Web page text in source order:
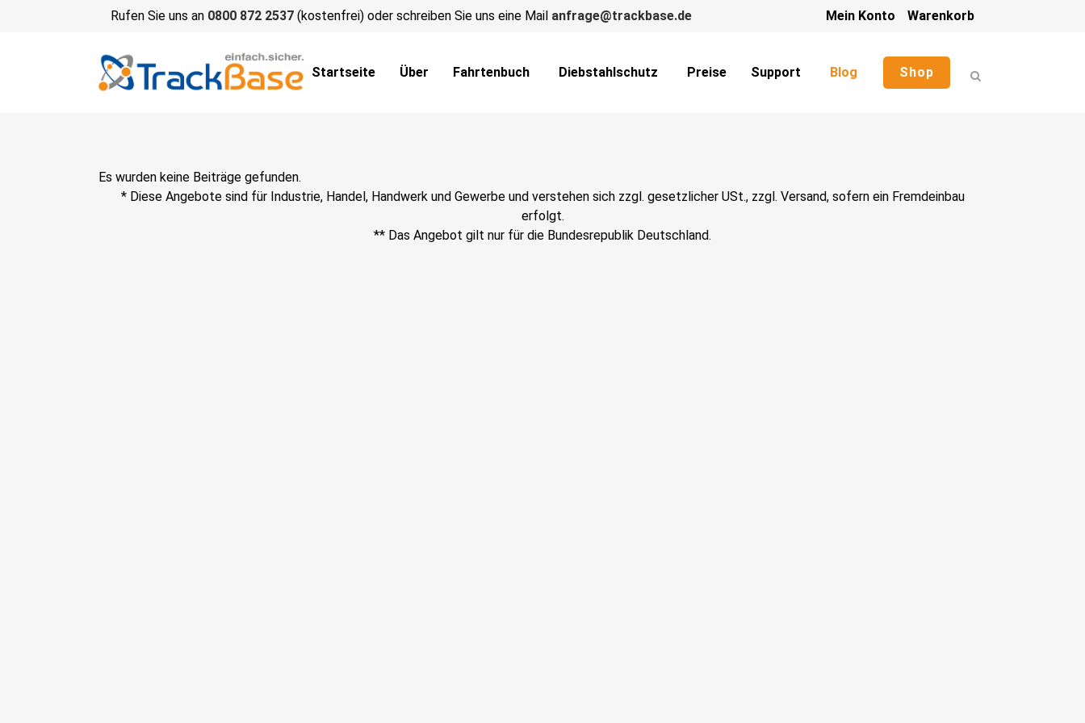
Rufen Sie uns an 0800 872 2537 (kostenfrei) oder schreiben Sie uns eine Mail anfrage@trackbase.de Mein Konto Warenkorb
Shop
Startseite Über Fahrtenbuch Diebstahlschutz Preise Support Blog
Es wurden keine Beiträge gefunden.
* Diese Angebote sind für Industrie, Handel, Handwerk und Gewerbe und verstehen sich zzgl. gesetzlicher USt., zzgl. Versand, sofern ein Fremdeinbau
erfolgt.
** Das Angebot gilt nur für die Bundesrepublik Deutschland.